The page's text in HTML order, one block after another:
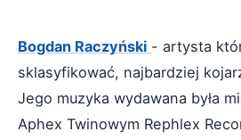
Bogdan Raczyński - artysta
sklasyfikować, najbardziej
Jego muzyka wydawana była
Aphex Twinowym Rephlex